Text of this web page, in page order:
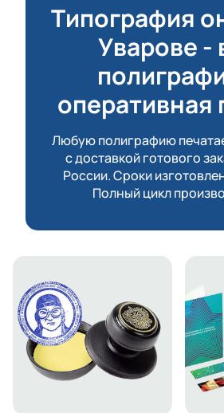
Типография
Уварове -
оперативная
Любую полиграфию
с доставкой готового
России. Сроки
Полный цикл